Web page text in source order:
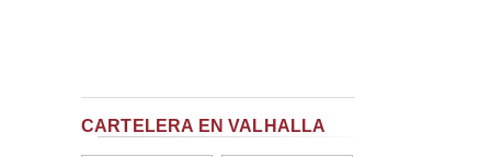
CARTELERA EN VALHALLA